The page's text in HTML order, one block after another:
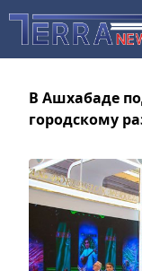
В Ашхабаде
городскому